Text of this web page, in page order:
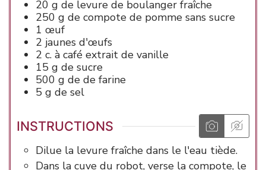
20 g de levure de boulanger fraîche
250 g de compote de pomme sans sucre
1 œuf
2 jaunes d'œufs
2 c. à café extrait de vanille
15 g de sucre
500 g de de farine
5 g de sel
INSTRUCTIONS
Dilue la levure fraîche dans le l'eau tiède.
Dans la cuve du robot, verse la compote, le